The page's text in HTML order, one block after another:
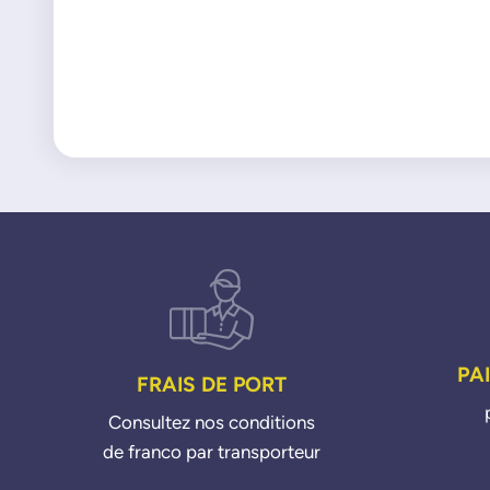
FRAIS DE PORT
Consultez nos conditions
de franco par transporteur